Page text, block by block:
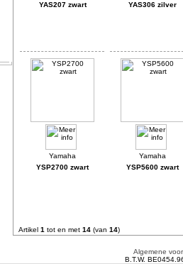
YAS207 zwart YAS306 zilver
YSP2700 zwart YSP5600 zwart
Artikel 1 tot en met 14 (van 14)
Algemene
B.T.W.